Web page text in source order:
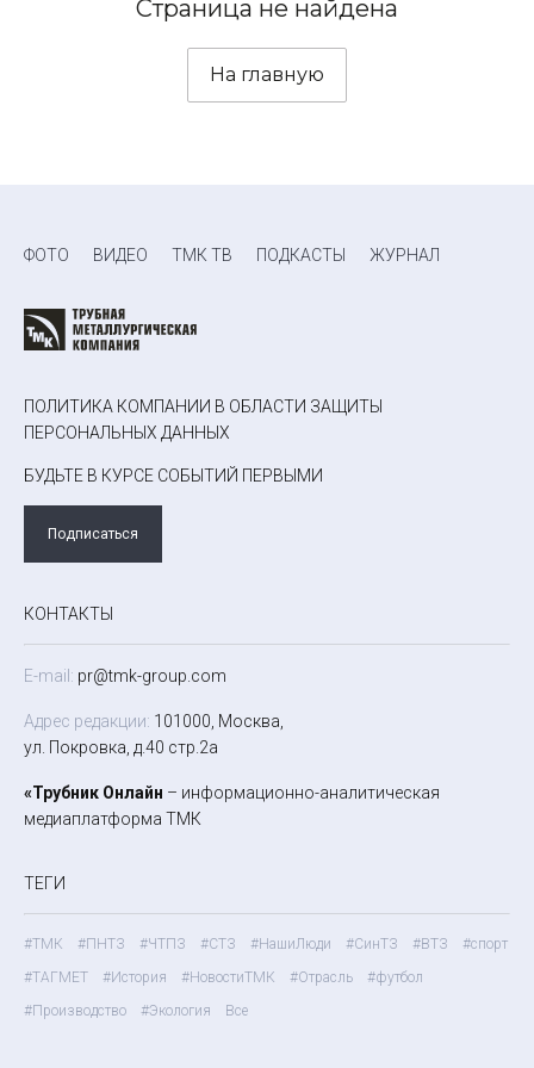
Страница не найдена
На главную
ФОТО ВИДЕО ТМК ТВ ПОДКАСТЫ ЖУРНАЛ
ПОЛИТИКА КОМПАНИИ В ОБЛАСТИ ЗАЩИТЫ
ПЕРСОНАЛЬНЫХ ДАННЫХ
БУДЬТЕ В КУРСЕ СОБЫТИЙ ПЕРВЫМИ
Подписаться
КОНТАКТЫ
E-mail: pr@tmk-group.com
Адрес редакции: 101000, Москва,
ул. Покровка, д.40 стр.2а
«Трубник Онлайн – информационно-аналитическая
медиаплатформа ТМК
ТЕГИ
#ТМК #ПНТЗ #ЧТПЗ #СТЗ #НашиЛюди #СинТЗ #ВТЗ
#спорт
#ТАГМЕТ
#История #НовостиТМК #Отрасль
#футбол
#Производство
#Экология Все